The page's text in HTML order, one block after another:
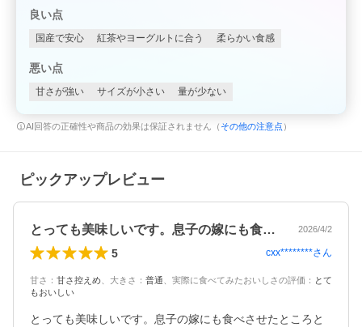
良い点
国産で安心 紅茶やヨーグルトに合う 柔らかい食感
悪い点
甘さが強い サイズが小さい 量が少ない
AI回答の正確性や商品の効果は保証されません（ その他の注意点 ）
ピックアップレビュー
とっても美味しいです。息子の嫁にも食べ… 2026/4/2
5 cxx********さん
甘さ ： 甘さ控えめ 大きさ ： 普通 実際に食べてみたおいしさの評価 ： とて
もおいしい
とっても美味しいです。息子の嫁にも食べさせたところと